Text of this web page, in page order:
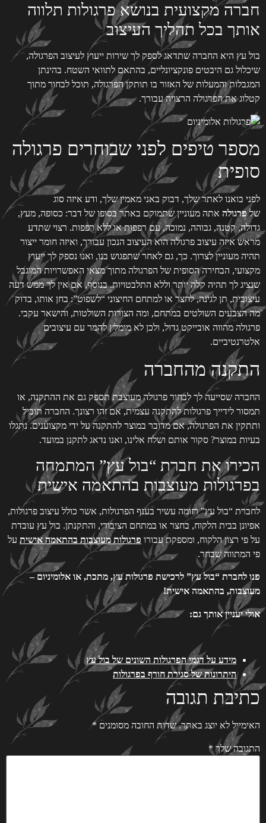
חברה מקצועית בנושא פרגולות תלווה
אותך בכל תהליך העיצוב
בול עץ היא החברה שתדאג לספק לך שירות ייעוץ לעיצוב הפרגולה,
שיכלול גם היבטים פונקציונליים, בהתאם לתוואי השטח. בהינתן
המגבלות והמעלות של האזור בו תותקן הפרגולה, תוכל לבחור מתוך
קטלוג את הפרגולה הרצויה עבורך.
מספר טיפים לפני שבוחרים פרגולה
סופית
לפני בואנו לאתר שלך, דבוק באני מאמין שלך, ודע איזה סוג
שלפרגולה אתה מעוניין שתמוקם באתר בסופו של דבר: כסופה, מעץ,
גדולה, קטנה, גבוהה, נמוכה, עם רפפות או ללא רפפות. רצוי שתדע
מראש איזה עיצוב פרגולה הוא העיצוב הנכון עבורך, ואיזה חומר ייצור
תהיה מעוניין לצרוך. כך, גם לאחר שתפגוש בנו, ואנו נספק לך ייעוץ
מקצועי, הבחירה הסופית של הפרגולה מתוך מצאי האפשרויות המוגבל
שנציג לך תהיה קלה יותר וללא התלבטויות. בנוסף, אם אין לך ממש דעה
עיצובית, תן לגינה, לחצר או למתחם החיצוני “לשפוט”: בחן אותו, בדוק
מה הצבעים השולטים במתחם, ומה הצורות השולטות, והישאר עקבי.
פרגולה מהווה אובייקט גדול, ולכן לא מומלץ להמר עם עיצובים
אלטרנטיביים.
התקנה מהחברה
החברה שסייעה לך לבחור פרגולה מעוצבת תספק גם את ההתקנה, או
תמסור לידייך פרגולות להתקנה עצמית, אם זהו רצונך. החברה תוביל
ותתקין את הפרגולה, אם מדובר במוצר להתקנה על ידי מקצוענים. נתגלו
בעיות במוצר? סקור אותם ושלח אלינו, ואנו נדאג לתקנן במועד.
הכירו את חברת “בול עץ” המתמחה
בפרגולות מעוצבות בהתאמה אישית
לחברת “בול עץ” רזומה עשיר בענף הפרגולות, אשר כולל עיצוב פרגולות,
אפיונן בבית הלקוח, בחצר או במתחם הציבורי, והתקנתן. בול עץ עובדת
על פי רצון הלקוח, ומספקת עבורו פרגולות מעוצבות בהתאמה אישית על
פי המתווה שבחר.
פנו לחברת “בול עץ” לרכישת פרגולות עץ, מתכת, או אלומיניום –
מעוצבות, בהתאמה אישית!
אולי יעניין אותך גם:
מידע על דגמי הפרגולות השונים של בול עץ
היתרונות של סגירת חורף בפרגולות
כתיבת תגובה
האימייל לא יוצג באתר. שדות החובה מסומנים*
התגובה שלך *